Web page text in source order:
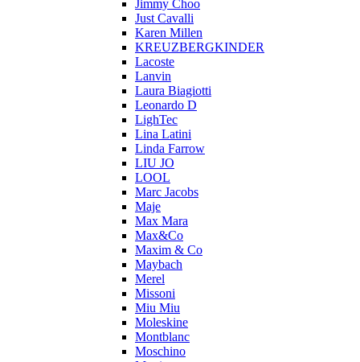
Jimmy Choo
Just Cavalli
Karen Millen
KREUZBERGKINDER
Lacoste
Lanvin
Laura Biagiotti
Leonardo D
LighTec
Lina Latini
Linda Farrow
LIU JO
LOOL
Marc Jacobs
Maje
Max Mara
Max&Co
Maxim & Co
Maybach
Merel
Missoni
Miu Miu
Moleskine
Montblanc
Moschino